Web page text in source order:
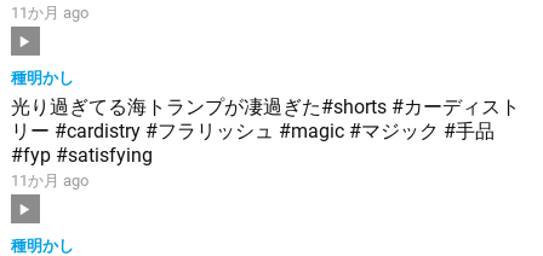
11か月 ago
種明かし
光り過ぎてる海トランプが凄過ぎた#shorts #カーディスト
リー #cardistry #フラリッシュ #magic #マジック #手品
#fyp #satisfying
11か月 ago
種明かし